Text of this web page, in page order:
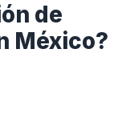
de
México?